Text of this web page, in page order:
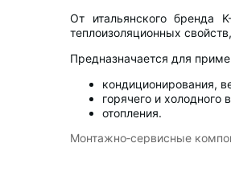
От итальянского бренда
теплоизоляционных
Предназначается для
кондиционирования,
горячего и холодного
отопления.
Монтажно‑сервисные